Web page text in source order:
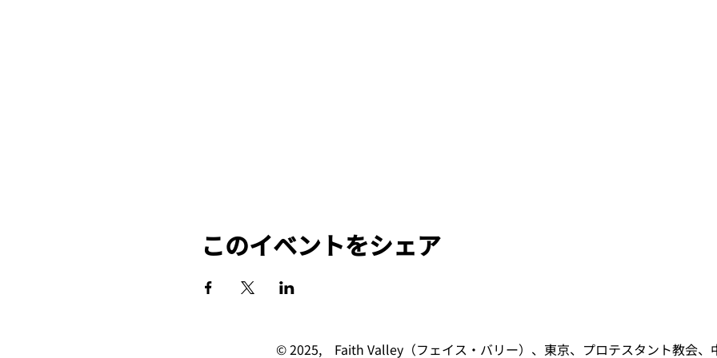
このイベントをシェア
© 2025, ​Faith Valley（フェイス・バリー）、東京、プロテスタント教会、